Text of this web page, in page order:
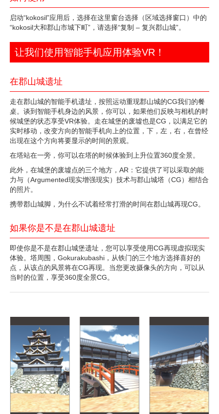
启动“kokosil”应用后，选择在这里窗台选择（区域选择窗口）中的
“kokosil大和郡山市城下町”，请选择“复制 – 复兴郡山城”。
让我们使用智能手机应用体验VR！
在郡山城遗址
走在郡山城的智能手机遗址，按照运动重现郡山城的CG我们的餐
桌。谈到智能手机身边的风景，你可以，如果他们反映与相机的时
候城堡的状态享受VR体验。走在城堡的废墟也是CG，以满足它的
实时移动，改变方向的智能手机向上的位置，下，左，右，在曾经
出现在这个方向将要显示的时间的景观。
在塔站在一旁，你可以在塔的时候体验到上升位置360度全景。
此外，在城堡的废墟点的三个地方，AR：它提供了可以采取的能
力与（Argumented现实增强现实）技术与郡山城塔（CG）相结合
的照片。
携带郡山城脚，为什么不试着经常打滑的时间在郡山城再现CG。
如果你是不是在郡山城遗址
即使你是不是在郡山城堡遗址，您可以享受使用CG再现虚拟现实
体验。塔周围，Gokurakubashi，从铁门的三个地方选择喜好的
点，从该点的风景将在CG再现。当您更改摄像头的方向，可以从
当时的位置，享受360度全景CG。